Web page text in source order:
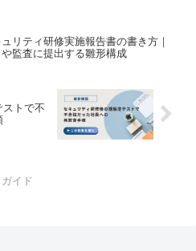
リティ研修実施報告書の書き方｜
監査に提出する雛形構成
ストで不
イド